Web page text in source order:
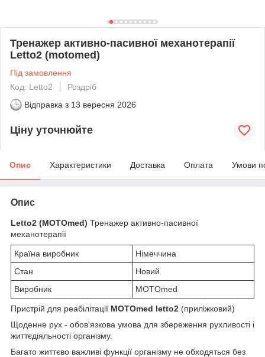
Тренажер активно-пасивної механотерапії
Letto2 (motomed)
Під замовлення
Код: Letto2
Роздріб
Відправка з 13 вересня 2026
Ціну уточнюйте
Опис Характеристики Доставка Оплата Умови
Опис
Letto2 (MOTOmed) Тренажер активно-пасивної
механотерапії
Країна виробник
Німеччина
Стан
Новий
Виробник
MOTOmed
Пристрій для реабілітації MOTOmed letto2 (приліжковий)
Щоденне рух - обов'язкова умова для збереження рухливості і
життєдіяльності організму.
Багато життєво важливі функції організму не обходяться без